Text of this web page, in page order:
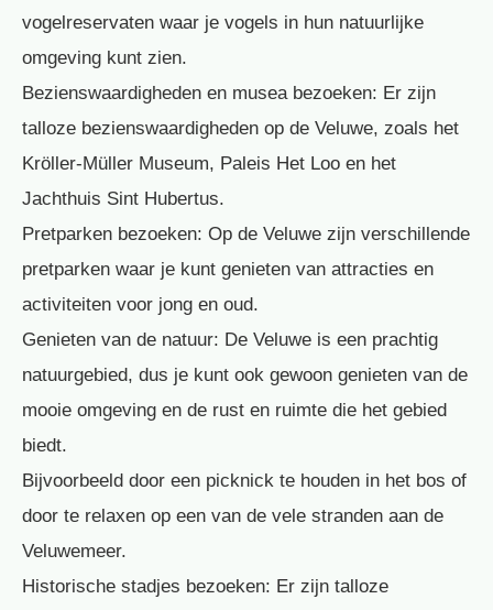
vogelreservaten waar je vogels in hun natuurlijke
omgeving kunt zien.
Bezienswaardigheden en musea bezoeken: Er zijn
talloze bezienswaardigheden op de Veluwe, zoals het
Kröller-Müller Museum, Paleis Het Loo en het
Jachthuis Sint Hubertus.
Pretparken bezoeken: Op de Veluwe zijn verschillende
pretparken waar je kunt genieten van attracties en
activiteiten voor jong en oud.
Genieten van de natuur: De Veluwe is een prachtig
natuurgebied, dus je kunt ook gewoon genieten van de
mooie omgeving en de rust en ruimte die het gebied
biedt.
Bijvoorbeeld door een picknick te houden in het bos of
door te relaxen op een van de vele stranden aan de
Veluwemeer.
Historische stadjes bezoeken: Er zijn talloze